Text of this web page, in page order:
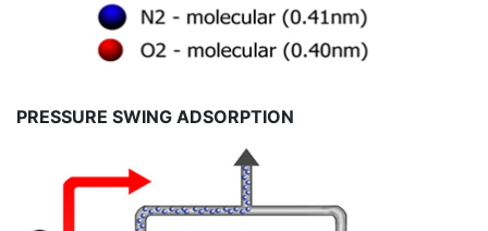
PRESSURE SWING ADSORPTION